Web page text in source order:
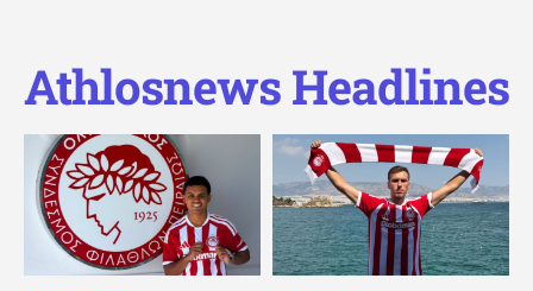
Athlosnews Headlines